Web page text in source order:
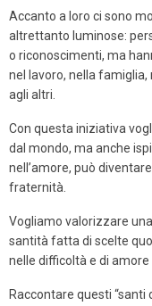
Accanto a loro ci sono
altrettanto luminose:
o riconoscimenti, ma
nel lavoro, nella famiglia,
agli altri.
Con questa iniziativa
dal mondo, ma anche
nell’amore, può
fraternità.
Vogliamo valorizzare
santitàfatta di scelte
nelle difficoltà e di
Raccontare questi